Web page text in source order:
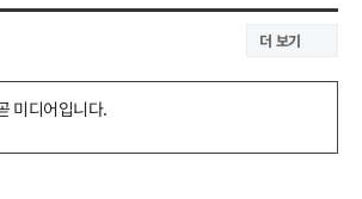
더 보기